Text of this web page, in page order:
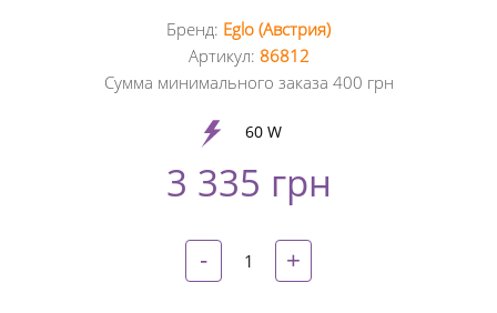
Facebook
+
Twitter
Pinterest
Бренд: Eglo (Австрия)
Артикул: 86812
Сумма минимального заказа 400 грн
60 W
3 335 грн
- +